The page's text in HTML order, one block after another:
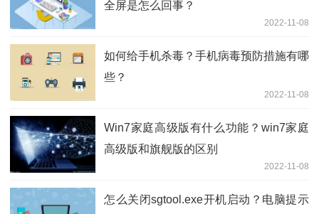
全屏是怎么回事？
2022-11-08
如何给手机杀毒？手机病毒预防措施有哪
些？
2022-11-08
Win7家庭高级版有什么功能？win7家庭
高级版和旗舰版的区别
2022-11-08
怎么关闭sgtool.exe开机启动？电脑提示